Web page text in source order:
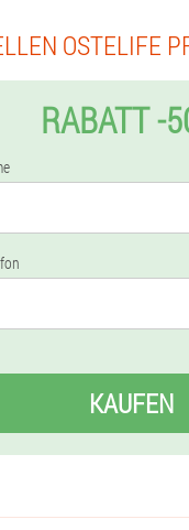
OSTELIFE
RABATT -
KAUFEN